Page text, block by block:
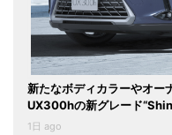
新たなボディカラーやオー
UX300hの新グレード
1日 ago